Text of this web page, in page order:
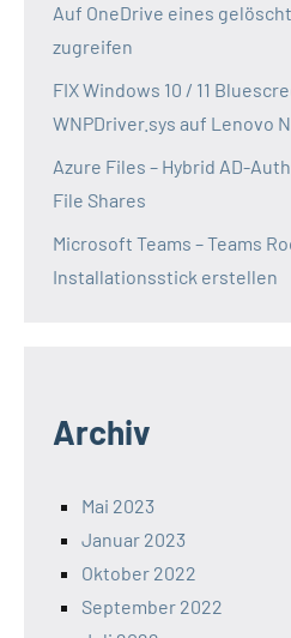
Auf OneDrive eines
zugreifen
FIX Windows 10 / 11
WNPDriver.sys auf Lenovo
Azure Files – Hybrid AD-
File Shares
Microsoft Teams – Teams
Installationsstick erstellen
Archiv
Mai 2023
Januar 2023
Oktober 2022
September 2022